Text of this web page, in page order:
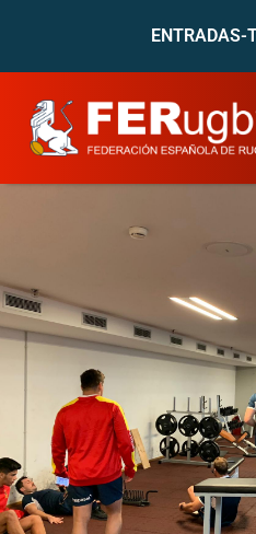
ENTRADAS-